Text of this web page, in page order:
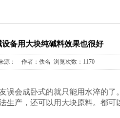
设备用大块纯碱料效果也很好
源： 作者：佚名 浏览次数：1170
误会成卧式的就只能用水淬的
生产，还可以用大块原料。都